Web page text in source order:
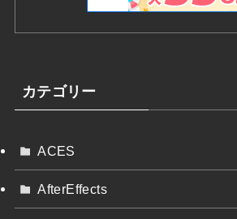
カテゴリー
ACES
AfterEffects